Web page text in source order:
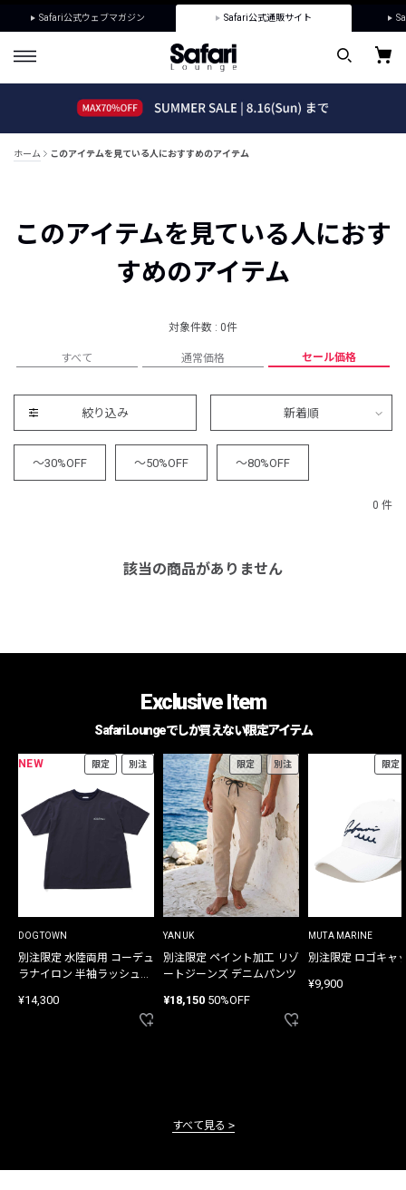
Safari公式ウェブマガジン Safari公式通販サイト
ホーム このアイテムを見ている人におすすめのアイテム
このアイテムを見ている人におす
すめのアイテム
対象件数 : 0件
すべて 通常価格 セール価格
絞り込み 新着順
～30%OFF ～50%OFF ～80%OFF
0 件
該当の商品がありません
Exclusive Item
Safari Loungeでしか買えない限定アイテム
NEW 限定 別注
DOGTOWN
別注限定 水陸両用 コーデュ
ラナイロン 半袖ラッシュガ
¥14,300
限定 別注
YANUK
別注限定 ペイント加工 リゾ
ートジーンズ デニムパンツ
¥18,150 50%OFF
限定
MUTA MARINE
別注限定 ロゴキャ
¥9,900
すべて見る